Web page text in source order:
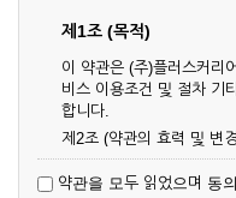
제1조 (목적)
이 약관은 (주)플러스커리
비스 이용조건 및 절차 기
합니다.
제2조 (약관의 효력 및 변
업상 중요 하거나 합리적
약관을 모두 읽었으며 동